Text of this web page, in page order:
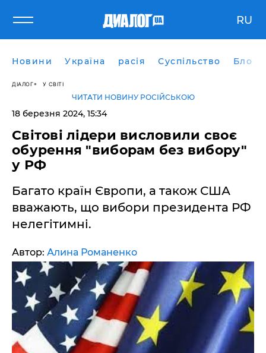
RU
Новини Україна расія Суспільство Блоги
ДІАЛОГ У СВІТІ
ЧИТАТИ НОВИНУ РОСІЙСЬКОЮ
18 березня 2024, 15:34
Світові лідери висловили своє
обурення "виборам без вибору"
у РФ
Багато країн Європи, а також США
вважають, що вибори президента РФ
нелегітимні.
Автор: Алина Романенко